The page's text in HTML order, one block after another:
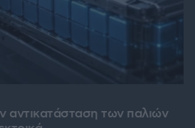
των παλιών